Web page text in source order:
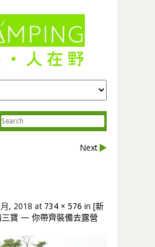
Next
, 2018 at 734 × 576 in [新
三寶 — 你帶齊裝備去露營